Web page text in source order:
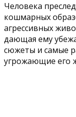
Человека
кошмарных
агрессивных
дающая ему
сюжеты и самые
угрожающие его